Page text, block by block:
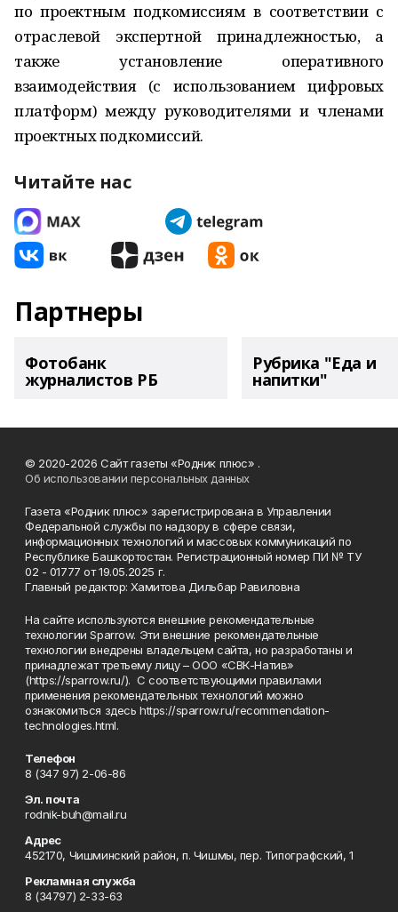
по проектным подкомиссиям в соответствии с
отраслевой экспертной принадлежностью, а
также установление оперативного
взаимодействия (с использованием цифровых
платформ) между руководителями и членами
проектных подкомиссий.
Читайте нас
Партнеры
Фотобанк
журналистов РБ
Рубрика "Еда и
напитки"
© 2020-2026 Сайт газеты «Родник плюс» .
Об использовании персональных данных
Газета «Родник плюс» зарегистрирована в Управлении
Федеральной службы по надзору в сфере связи,
информационных технологий и массовых коммуникаций по
Республике Башкортостан. Регистрационный номер ПИ № ТУ
02 - 01777 от 19.05.2025 г.
Главный редактор: Хамитова Дильбар Равиловна
На сайте используются внешние рекомендательные
технологии Sparrow. Эти внешние рекомендательные
технологии внедрены владельцем сайта, но разработаны и
принадлежат третьему лицу – ООО «СВК-Натив»
(https://sparrow.ru/). С соответствующими правилами
применения рекомендательных технологий можно
ознакомиться здесь https://sparrow.ru/recommendation-
technologies.html.
Телефон
8 (347 97) 2-06-86
Эл. почта
rodnik-buh@mail.ru
Адрес
452170, Чишминский район, п. Чишмы, пер. Типографский, 1
Рекламная служба
8 (34797) 2-33-63